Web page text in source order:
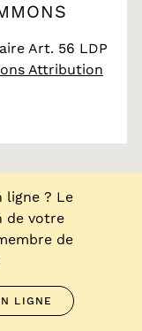
Art. 56 LDP
Attribution
ligne ? Le
de votre
de
LIGNE